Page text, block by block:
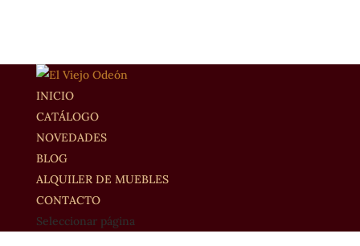
INICIO
CATÁLOGO
NOVEDADES
BLOG
ALQUILER DE MUEBLES
CONTACTO
Seleccionar página